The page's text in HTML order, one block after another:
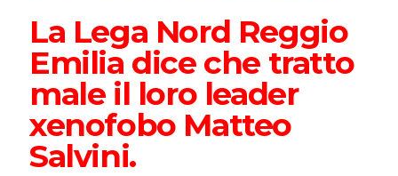
La Lega Nord Reggio
Emilia dice che tratto
male il loro leader
xenofobo Matteo
Salvini.